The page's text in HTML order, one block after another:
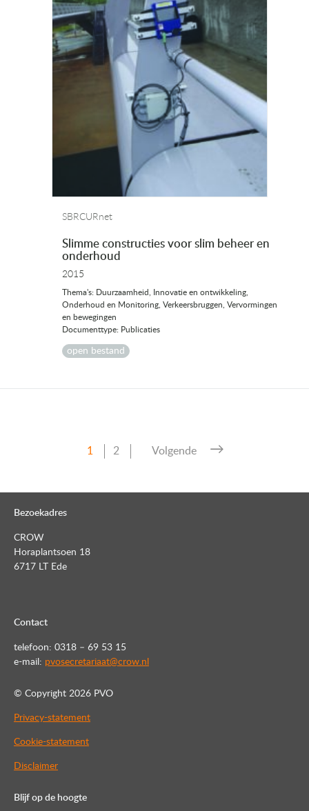
SBRCURnet
Slimme constructies voor slim beheer en
onderhoud
2015
Thema's: Duurzaamheid, Innovatie en ontwikkeling,
Onderhoud en Monitoring, Verkeersbruggen, Vervormingen
en bewegingen
Documenttype: Publicaties
open bestand
Pagina
1 Pagina
2 Volgende
Bezoekadres
CROW
Horaplantsoen 18
6717 LT Ede
Contact
telefoon: 0318 – 69 53 15
e-mail: pvosecretariaat@crow.nl
© Copyright 2026 PVO
Privacy-statement
Cookie-statement
Disclaimer
Blijf op de hoogte